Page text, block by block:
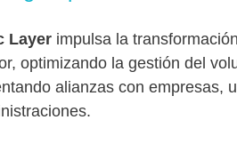
Layer impulsa la
optimizando la gestión del
alianzas con empresas,